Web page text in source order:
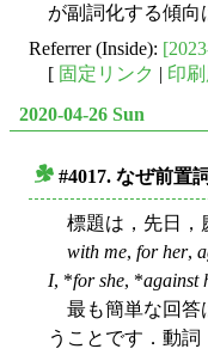
が副詞化する傾向
Referrer (Inside):
[ 固定リンク | 印
2020-04-26 Sun
#4017. なぜ前置
標題は，先日，
with me, for her,
I, *for she, *against
最も簡単な回答
うことです．動